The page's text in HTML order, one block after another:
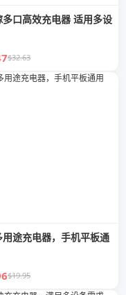
多口高效充电器 适用多设
$32.63
用途充电器，手机平板通
$19.95